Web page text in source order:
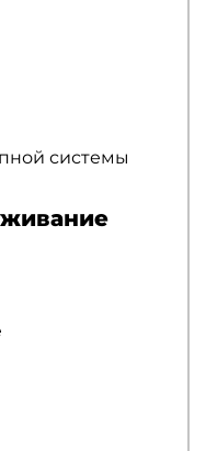
системы